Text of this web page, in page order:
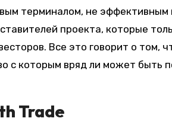
терминалом, не
проекта, которые
Все это говорит о том,
с которым вряд ли может быть
Trade